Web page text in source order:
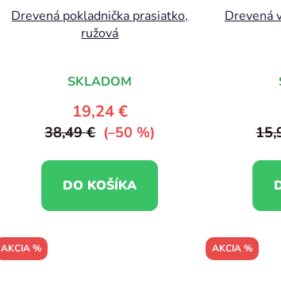
Drevená pokladnička prasiatko,
ružová
SKLADOM
19,24 €
38,49 € (–50 %)
DO KOŠÍKA
Drevená
AKCIA % AKCIA %